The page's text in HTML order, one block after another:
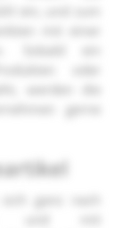
ein, und zum
mit einer
Sobald ein
oder
werden die
gerne
ganz nach
und mit